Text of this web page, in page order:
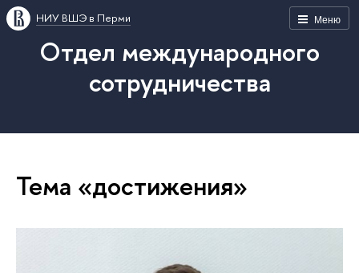
Меню
НИУ ВШЭ в Перми
Отдел международного
сотрудничества
Тема «достижения»